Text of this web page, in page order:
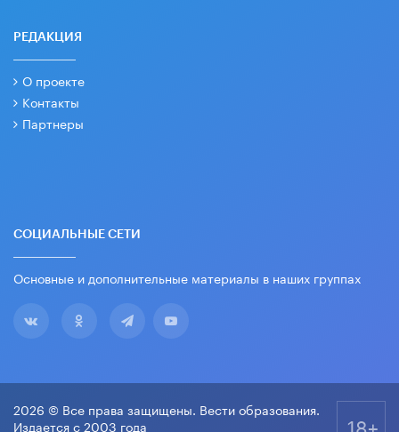
РЕДАКЦИЯ
О проекте
Контакты
Партнеры
СОЦИАЛЬНЫЕ СЕТИ
Основные и дополнительные материалы в наших группах
2026 © Все права защищены. Вести образования.
Издается с 2003 года
18+